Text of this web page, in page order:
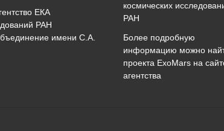
ЕКА
РАН
имени С.А.
космических
РАН
Более подробную
информацию можно
проекта ExoMars на
агентства